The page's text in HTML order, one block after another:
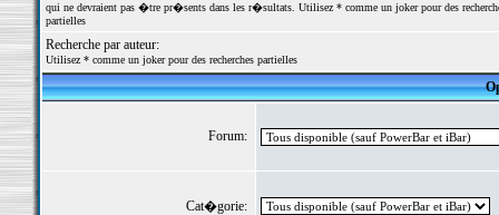
qui ne devraient pas �tre pr�sents dans les r�sultats. Utilisez * comme un joker pour des
partielles
Recherche par auteur:
Utilisez * comme un joker pour des recherches partielles
Forum:
Cat�gorie: